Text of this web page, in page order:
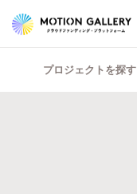
プロジェクトを探す